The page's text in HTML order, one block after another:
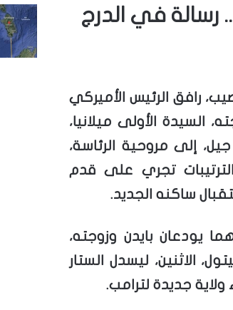
رسالة في الدرج
رافق الرئيس الأميركي
السيدة الأولى ميلانيا،
إلى مروحية الرئاسة،
الترتيبات تجري على قدم
ساكنه الجديد.
يودعان بايدن وزوجته،
الاثنين، ليسدل الستار
ولاية جديدة لترامب.